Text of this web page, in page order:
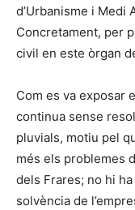
d’Urbanisme i Medi
Concretament, per
civil en este òrgan
Com es va exposar
continua sense
pluvials, motiu pel
més els problemes
dels Frares; no hi
solvència de